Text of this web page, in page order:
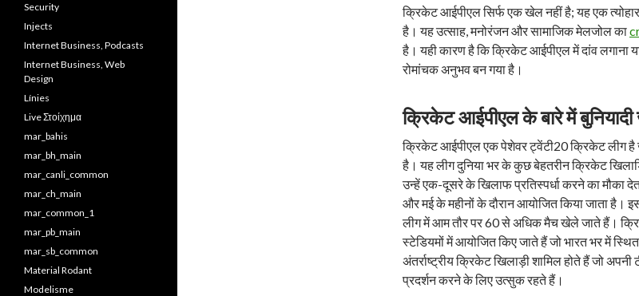
क्रिकेट आईपीएल सिर्फ एक खेल नहीं है; यह एक
है। यह उत्साह, मनोरंजन और सामाजिक मेलजोल का
है। यही कारण है कि क्रिकेट आईपीएल में दांव लगाना
रोमांचक अनुभव बन गया है।
क्रिकेट आईपीएल के बारे में बुनियादी
क्रिकेट आईपीएल एक पेशेवर ट्वेंटी20 क्रिकेट लीग है
है। यह लीग दुनिया भर के कुछ बेहतरीन क्रिकेट
उन्हें एक-दूसरे के खिलाफ प्रतिस्पर्धा करने का मौका
और मई के महीनों के दौरान आयोजित किया जाता है।
लीग में आम तौर पर 60 से अधिक मैच खेले जाते हैं।
स्टेडियमों में आयोजित किए जाते हैं जो भारत भर में
अंतर्राष्ट्रीय क्रिकेट खिलाड़ी शामिल होते हैं जो अपनी
प्रदर्शन करने के लिए उत्सुक रहते हैं।
Security
Injects
Internet Business, Podcasts
Internet Business, Web
Design
Línies
Live Στοίχημα
mar_bahis
mar_bh_main
mar_canli_common
mar_ch_main
mar_common_1
mar_pb_main
mar_sb_common
Material Rodant
Modelisme